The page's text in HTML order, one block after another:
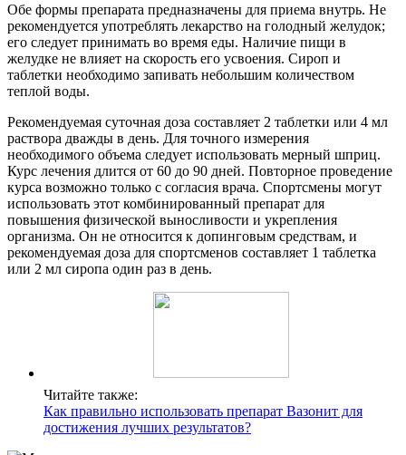
Обе формы препарата предназначены для приема внутрь. Не
рекомендуется употреблять лекарство на голодный желудок;
его следует принимать во время еды. Наличие пищи в
желудке не влияет на скорость его усвоения. Сироп и
таблетки необходимо запивать небольшим количеством
теплой воды.
Рекомендуемая суточная доза составляет 2 таблетки или 4 мл
раствора дважды в день. Для точного измерения
необходимого объема следует использовать мерный шприц.
Курс лечения длится от 60 до 90 дней. Повторное проведение
курса возможно только с согласия врача. Спортсмены могут
использовать этот комбинированный препарат для
повышения физической выносливости и укрепления
организма. Он не относится к допинговым средствам, и
рекомендуемая доза для спортсменов составляет 1 таблетка
или 2 мл сиропа один раз в день.
Читайте также:
Как правильно использовать препарат Вазонит для
достижения лучших результатов?